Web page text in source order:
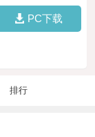
PC下载
排行